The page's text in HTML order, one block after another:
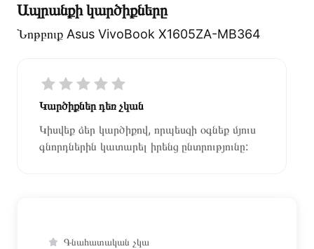
Ապրանքի կարծիքները
Նոթբուք Asus VivoBook X1605ZA-MB364
Կարծիքներ դեռ չկան
Կիսվեք ձեր կարծիքով, որպեսզի օգնեք մյուս
գնորդներին կատարել իրենց ընտրությունը:
Գնահատական չկա